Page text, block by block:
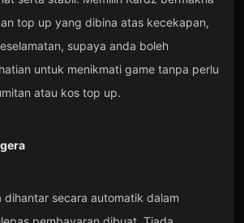
top up yang dibina atas kecekapan,
supaya anda boleh
untuk menikmati game tanpa perlu
atau kos top up.
dihantar secara automatik dalam